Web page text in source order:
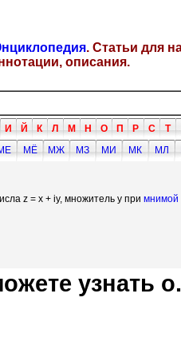
. Статьи для
описания.
И Й К Л М Н О П Р С Т
МЁ МЖ МЗ МИ МК МЛ
z = х + iy, множитель у при мнимой
узнать